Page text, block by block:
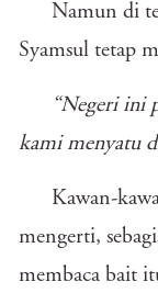
Namun di
Syamsul tetap
“Negeri ini
kami menyatu
Kawan-
mengerti,
membaca bait